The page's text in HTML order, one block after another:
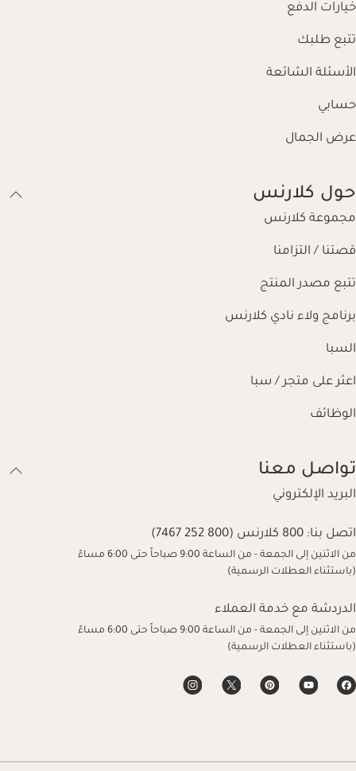
خيارات الدفع
تتبع طلبك
الأسئلة الشائعة
حسابي
عرض الجمال
حول كلارنس
مجموعة كلارنس
قصتنا / التزامنا
تتبع مصدر المنتج
برنامج ولاء نادي كلارنس
السبا
اعثر على متجر / سبا
الوظائف
تواصل معنا
البريد الإلكتروني
اتصل بنا: 800 كلارنس (800 252 7467)
من الاثنين إلى الجمعة - من الساعة 9:00 صباحاً حتى 6:00 مساءً
(باستثناء العطلات الرسمية)
الدردشة مع خدمة العملاء
من الاثنين إلى الجمعة - من الساعة 9:00 صباحاً حتى 6:00 مساءً
(باستثناء العطلات الرسمية)